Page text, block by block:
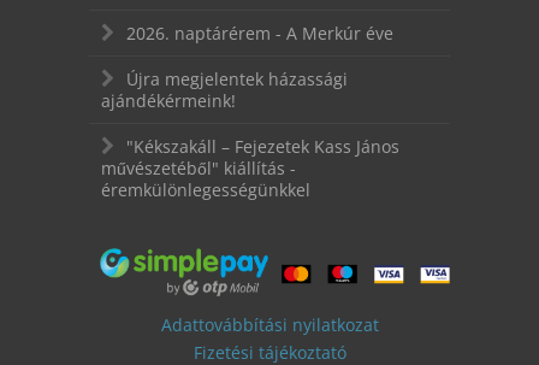
2026. naptárérem - A Merkúr éve
Újra megjelentek házassági
ajándékérmeink!
"Kékszakáll – Fejezetek Kass János
művészetéből" kiállítás -
éremkülönlegességünkkel
Adattovábbítási nyilatkozat
Fizetési tájékoztató